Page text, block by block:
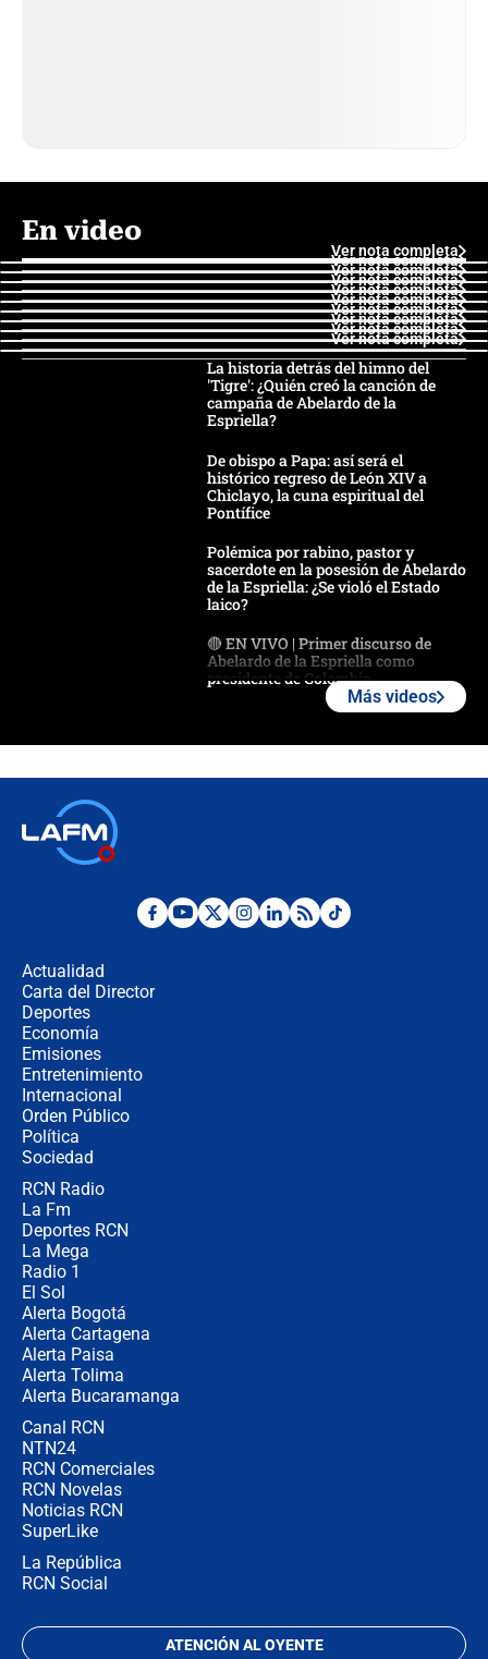
En video
Ver nota completa
Ver nota completa
Ver nota completa
Ver nota completa
Ver nota completa
Ver nota completa
Ver nota completa
Ver nota completa
Ver nota completa
Ver nota completa
La historia detrás del himno del
'Tigre': ¿Quién creó la canción de
campaña de Abelardo de la
Espriella?
De obispo a Papa: así será el
histórico regreso de León XIV a
Chiclayo, la cuna espiritual del
Pontífice
Polémica por rabino, pastor y
sacerdote en la posesión de Abelardo
de la Espriella: ¿Se violó el Estado
laico?
🔴 EN VIVO | Primer discurso de
Abelardo de la Espriella como
presidente de Colombia
Desde dermatitis hasta infecciones:
Más videos
Actualidad
Carta del Director
Deportes
Economía
Emisiones
Entretenimiento
Internacional
Orden Público
Política
Sociedad
RCN Radio
La Fm
Deportes RCN
La Mega
Radio 1
El Sol
Alerta Bogotá
Alerta Cartagena
Alerta Paisa
Alerta Tolima
Alerta Bucaramanga
Canal RCN
NTN24
RCN Comerciales
RCN Novelas
Noticias RCN
SuperLike
La República
RCN Social
ATENCIÓN AL OYENTE